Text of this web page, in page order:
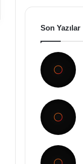
Son Yazılar